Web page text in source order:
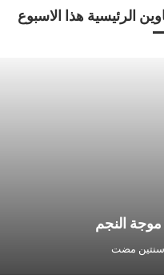
الرئيسية هذا الاسبوع
موجة النجم
سنتين مضت